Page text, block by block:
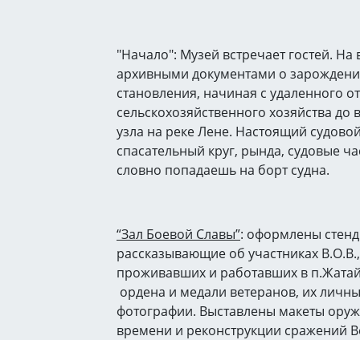
"Начало": Музей встречает гостей. На
архивными документами о
становления, начиная с удаленного
сельскохозяйственного хозяйства
узла на реке Лене. Настоящий
спасательный круг, рында, судовые
словно попадаешь на борт судна.
“Зал Боевой Славы”: оформлены
рассказывающие об участниках
проживавших и работавших в
ордена и медали ветеранов, их
фотографии. Выставлены макеты
времени и реконструкции сражений